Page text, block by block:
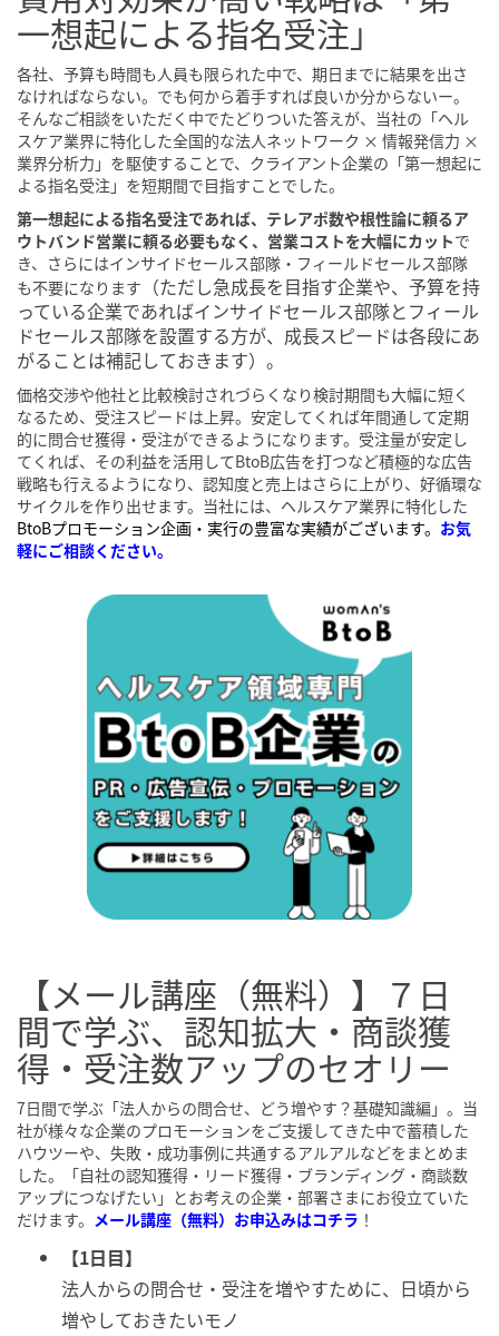
一想起による指名受注」
各社、予算も時間も人員も限られた中で、期日までに結果を出さ
なければならない。でも何から着手すれば良いか分からないー。
そんなご相談をいただく中でたどりついた答えが、当社の「ヘル
スケア業界に特化した全国的な法人ネットワーク × 情報発信力 ×
業界分析力」を駆使することで、クライアント企業の「第一想起に
よる指名受注」を短期間で目指すことでした。
第一想起による指名受注であれば、テレアポ数や根性論に頼るア
ウトバンド営業に頼る必要もなく、営業コストを大幅にカットで
き、さらにはインサイドセールス部隊・フィールドセールス部隊
も不要になります （ただし急成長を目指す企業や、予算を持
っている企業であればインサイドセールス部隊とフィール
ドセールス部隊を設置する方が、成長スピードは各段にあ
がることは補記しておきます）。
価格交渉や他社と比較検討されづらくなり検討期間も大幅に短く
なるため、受注スピードは上昇。安定してくれば年間通して定期
的に問合せ獲得・受注ができるようになります。受注量が安定し
てくれば、その利益を活用してBtoB広告を打つなど積極的な広告
戦略も行えるようになり、認知度と売上はさらに上がり、好循環な
サイクルを作り出せます。当社には、ヘルスケア業界に特化した
BtoBプロモーション企画・実行の豊富な実績がございます。 お気
軽にご相談ください。
【メール講座（無料）】７日
間で学ぶ、認知拡大・商談獲
得・受注数アップのセオリー
7日間で学ぶ「法人からの問合せ、どう増やす？基礎知識編」。当
社が様々な企業のプロモーションをご支援してきた中で蓄積した
ハウツーや、失敗・成功事例に共通するアルアルなどをまとめま
した。「自社の認知獲得・リード獲得・ブランディング・商談数
アップにつなげたい」とお考えの企業・部署さまにお役立ていた
だけます。 メール講座（無料）お申込みはコチラ ！
【1日目】
法人からの問合せ・受注を増やすために、日頃から
増やしておきたいモノ